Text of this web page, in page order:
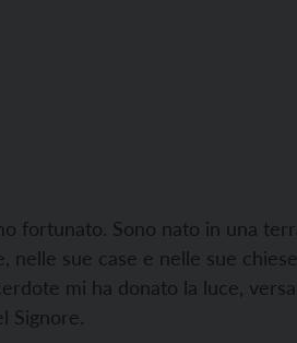
fortunato. Sono nato in una
nelle sue case e nelle sue
mi ha donato la luce,
Signore.